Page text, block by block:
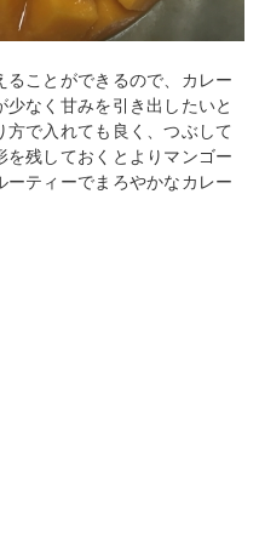
ことができるので、カレー
なく甘みを引き出したいと
で入れても良く、つぶして
を残しておくとよりマンゴー
ティーでまろやかなカレー